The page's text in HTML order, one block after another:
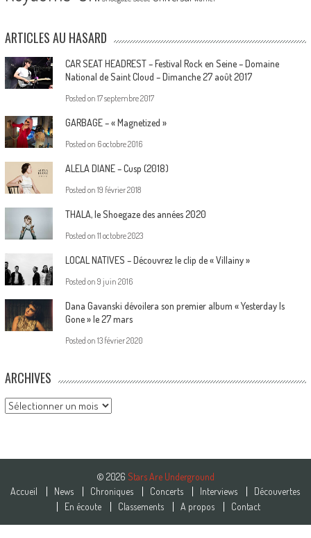
ARTICLES AU HASARD
CAR SEAT HEADREST – Festival Rock en Seine – Domaine
National de Saint Cloud – Dimanche 27 août 2017
Posted on 17 septembre 2017
GARBAGE – « Magnetized »
Posted on 6 octobre 2016
ALELA DIANE – Cusp (2018)
Posted on 19 février 2018
THALA, le Shoegaze des années 2020
Posted on 11 octobre 2023
LOCAL NATIVES – Découvrez le clip de « Villainy »
Posted on 9 juin 2016
Dana Gavanski dévoilera son premier album « Yesterday Is
Gone » le 27 mars
Posted on 13 février 2020
ARCHIVES
Archives
© 2026 Stars Are Underground
Accueil
News Chroniques Concerts Interviews
Découvertes
En écoute
Classements A propos Contact